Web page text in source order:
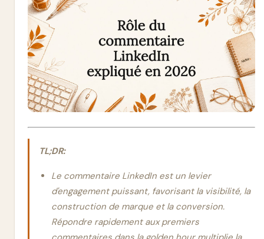
TL;DR:
Le commentaire LinkedIn est un levier
d'engagement puissant, favorisant la visibilité, la
construction de marque et la conversion.
Répondre rapidement aux premiers